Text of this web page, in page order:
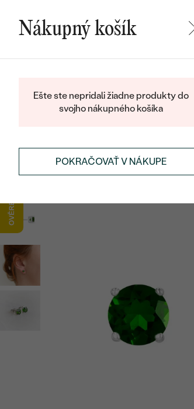
LETNÝ BLACK
BLOGŠPERKY NA MIERU
NÁUŠNICENAPICHOVACIE NÁUŠNICE
Nákupný košík
Ešte ste nepridali žiadne produkty do
svojho nákupného košíka
POKRAČOVAŤ V NÁKUPE